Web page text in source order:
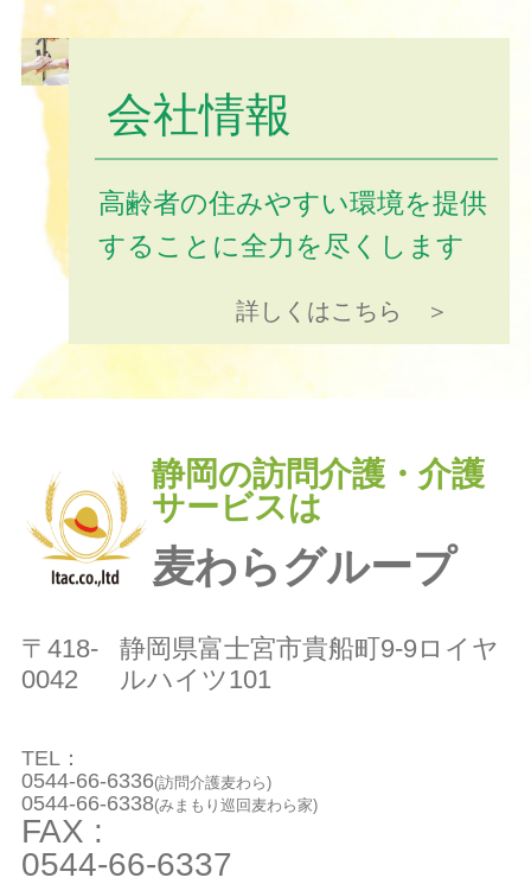
会社情報
高齢者の住みやすい環境を提供
することに全力を尽くします
詳しくはこちら ＞
静岡の訪問介護・介護
サービスは
麦わらグループ
〒418-
0042
静岡県富士宮市貴船町9-9ロイヤ
ルハイツ101
TEL：
0544-66-6336(訪問介護麦わら)
0544-66-6338(みまもり巡回麦わら家)
FAX :
0544-66-6337